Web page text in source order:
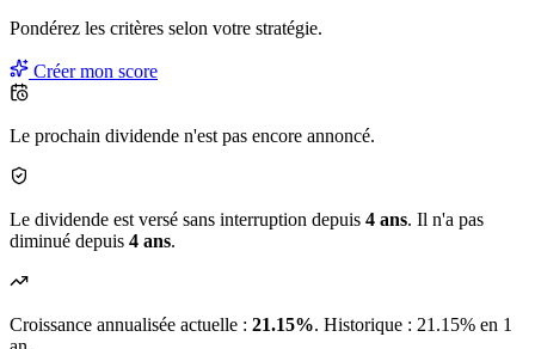
Pondérez les critères selon votre stratégie.
Créer mon score
Le prochain dividende n'est pas encore annoncé.
Le dividende est versé sans interruption depuis 4 ans. Il n'a pas
diminué depuis 4 ans.
Croissance annualisée actuelle : 21.15%. Historique : 21.15% en 1